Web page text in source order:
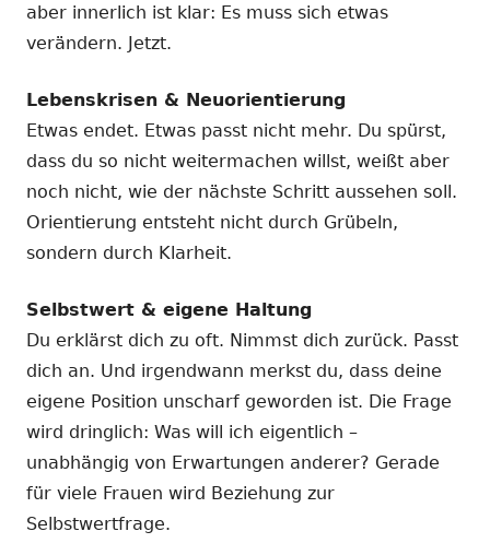
aber innerlich ist klar: Es muss sich etwas
verändern. Jetzt.
Lebenskrisen & Neuorientierung
Etwas endet. Etwas passt nicht mehr. Du spürst,
dass du so nicht weitermachen willst, weißt aber
noch nicht, wie der nächste Schritt aussehen soll.
Orientierung entsteht nicht durch Grübeln,
sondern durch Klarheit.
Selbstwert & eigene Haltung
Du erklärst dich zu oft. Nimmst dich zurück. Passt
dich an. Und irgendwann merkst du, dass deine
eigene Position unscharf geworden ist. Die Frage
wird dringlich: Was will ich eigentlich –
unabhängig von Erwartungen anderer? Gerade
für viele Frauen wird Beziehung zur
Selbstwertfrage.